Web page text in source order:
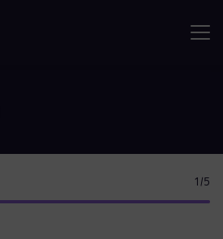
1 /5